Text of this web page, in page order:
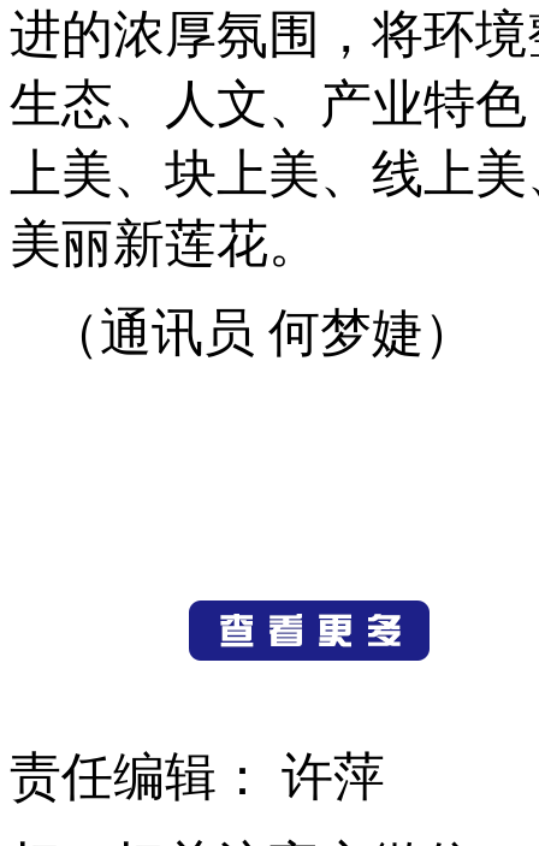
进的浓厚氛围，将环
生态、人文、产业特
上美、块上美、线上
美丽新莲花。
（通讯员 何梦婕）
责任编辑： 许萍